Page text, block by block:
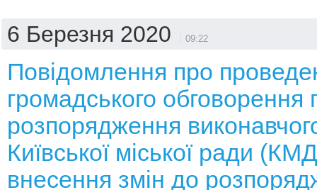
6 Березня 2020 09:22
Повідомлення про
громадського обговорення
розпорядження
Київської міської ради
внесення змін до